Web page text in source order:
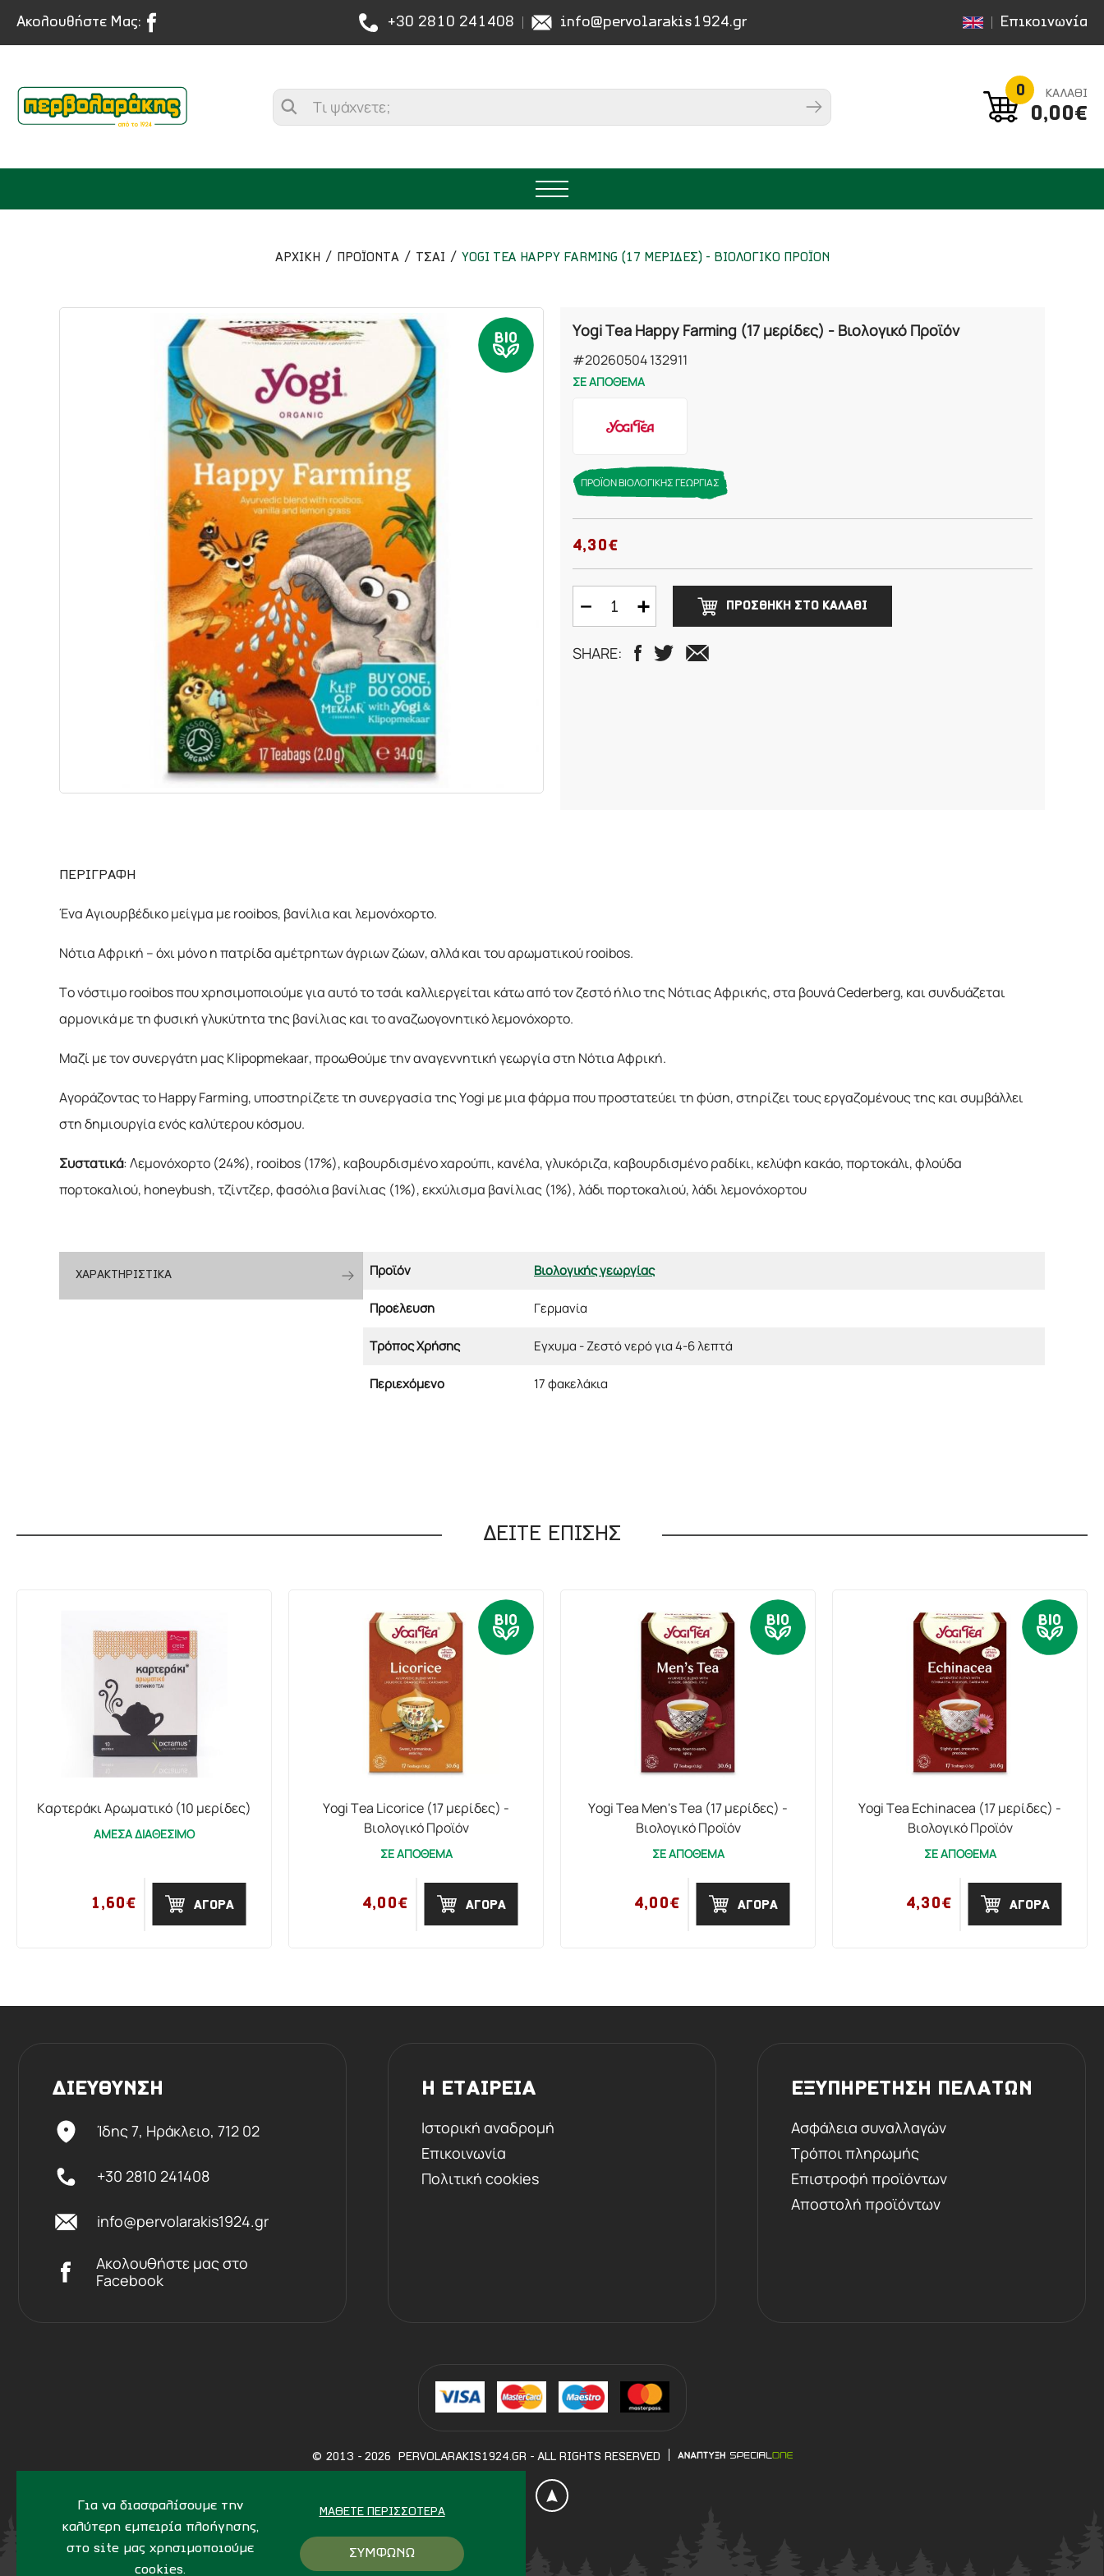
Ακολουθήστε Μας: +30 2810 241408 info@pervolarakis1924.gr Επικοινωνία
0 ΚΑΛΑΘΙ
0,00€
Για να διασφαλίσουμε την
καλύτερη εμπειρία πλοήγησης,
στο site μας χρησιμοποιούμε
cookies.
ΜΆΘΕΤΕ ΠΕΡΙΣΣΌΤΕΡΑ
ΣΥΜΦΩΝΩ
ΑΡΧΙΚΉ ΠΡΟΪΟΝΤΑ ΤΣΑΙ YOGI TEA HAPPY FARMING (17 ΜΕΡΙΔΕΣ) - ΒΙΟΛΟΓΙΚΟ ΠΡΟΪΟΝ
Yogi Tea Happy Farming (17 μερίδες) - Βιολογικό Προϊόν
#20260504 132911
ΣΕ ΑΠΟΘΕΜΑ
ΠΡΟΪΟΝ ΒΙΟΛΟΓΙΚΗΣ ΓΕΩΡΓΙΑΣ
4,30€
ΠΡΟΣΘΗΚΗ ΣΤΟ ΚΑΛΑΘΙ
SHARE:
ΠΕΡΙΓΡΑΦΗ
Ένα Αγιουρβέδικο μείγμα με rooibos, βανίλια και λεμονόχορτο.
Νότια Αφρική – όχι μόνο η πατρίδα αμέτρητων άγριων ζώων, αλλά και του αρωματικού rooibos.
Το νόστιμο rooibos που χρησιμοποιούμε για αυτό το τσάι καλλιεργείται κάτω από τον ζεστό ήλιο της Νότιας Αφρικής, στα βουνά Cederberg, και συνδυάζεται
αρμονικά με τη φυσική γλυκύτητα της βανίλιας και το αναζωογονητικό λεμονόχορτο.
Μαζί με τον συνεργάτη μας Klipopmekaar, προωθούμε την αναγεννητική γεωργία στη Νότια Αφρική.
Αγοράζοντας το Happy Farming, υποστηρίζετε τη συνεργασία της Yogi με μια φάρμα που προστατεύει τη φύση, στηρίζει τους εργαζομένους της και συμβάλλει
στη δημιουργία ενός καλύτερου κόσμου.
Συστατικά: Λεμονόχορτο (24%), rooibos (17%), καβουρδισμένο χαρούπι, κανέλα, γλυκόριζα, καβουρδισμένο ραδίκι, κελύφη κακάο, πορτοκάλι, φλούδα
πορτοκαλιού, honeybush, τζίντζερ, φασόλια βανίλιας (1%), εκχύλισμα βανίλιας (1%), λάδι πορτοκαλιού, λάδι λεμονόχορτου
ΧΑΡΑΚΤΗΡΙΣΤΙΚΑ Προϊόν Βιολογικής γεωργίας
Προέλευση Γερμανία
Τρόπος Χρήσης Εγχυμα - Ζεστό νερό για 4-6 λεπτά
Περιεχόμενο 17 φακελάκια
ΔΕΙΤΕ ΕΠΙΣΗΣ
Καρτεράκι Αρωματικό (10 μερίδες)
ΑΜΕΣΑ ΔΙΑΘΕΣΙΜΟ
1,60€ ΑΓΟΡΑ
Yogi Tea Licorice (17 μερίδες) -
Βιολογικό Προϊόν
ΣΕ ΑΠΟΘΕΜΑ
4,00€ ΑΓΟΡΑ
Yogi Tea Men's Tea (17 μερίδες) -
Βιολογικό Προϊόν
ΣΕ ΑΠΟΘΕΜΑ
4,00€ ΑΓΟΡΑ
Yogi Tea Echinacea (17 μερίδες) -
Βιολογικό Προϊόν
ΣΕ ΑΠΟΘΕΜΑ
4,30€ ΑΓΟΡΑ
ΔΙΕΥΘΥΝΣΗ
Ίδης 7, Ηράκλειο, 712 02
+30 2810 241408
info@pervolarakis1924.gr
Ακολουθήστε μας στο
Facebook
Η ΕΤΑΙΡΕΙΑ
Ιστορική αναδρομή
Επικοινωνία
Πολιτική cookies
ΕΞΥΠΗΡΕΤΗΣΗ ΠΕΛΑΤΩΝ
Ασφάλεια συναλλαγών
Τρόποι πληρωμής
Επιστροφή προϊόντων
Αποστολή προϊόντων
© 2013 - 2026 PERVOLARAKIS1924.GR - ALL RIGHTS RESERVED